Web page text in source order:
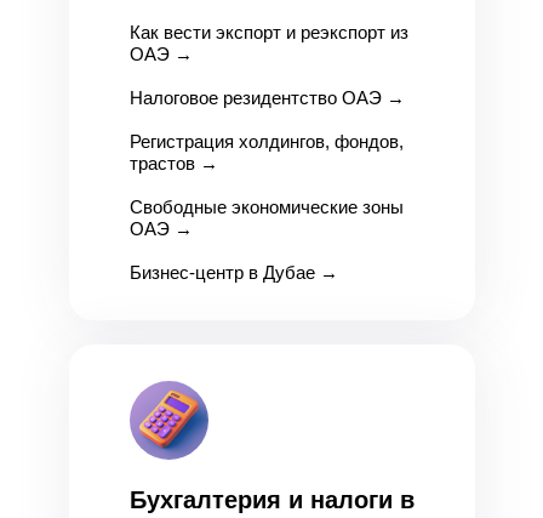
Как вести экспорт и реэкспорт из
ОАЭ→
Налоговое резидентство ОАЭ→
Регистрация холдингов, фондов,
трастов→
Свободные экономические зоны
ОАЭ→
Бизнес-центр в Дубае →
Бухгалтерия и налоги в